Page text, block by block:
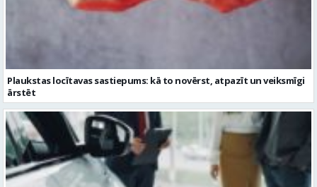
Plaukstas locītavas sastiepums: kā to novērst, atpazīt un veiksmīgi
ārstēt